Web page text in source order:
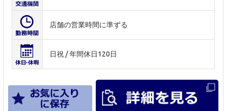
店舗の営業時間に準ずる
日祝 / 年間休日120日